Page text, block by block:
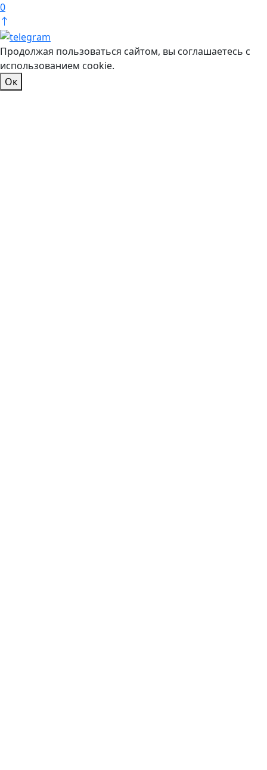
0
Продолжая пользоваться сайтом, вы соглашаетесь с
использованием cookie.
Ок